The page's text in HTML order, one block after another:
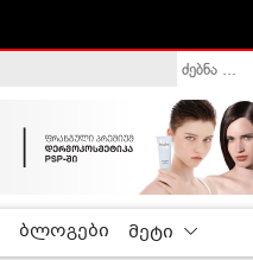
ბლოგები მეტი